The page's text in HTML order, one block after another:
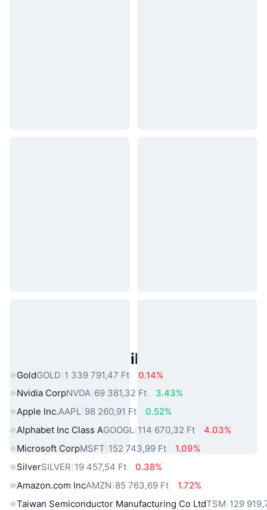
Népszerű Való Világbeli Eszközök
GoldGOLD 1 339 791,47 Ft
0.14%
Nvidia CorpNVDA 69 381,32 Ft
3.43%
Apple Inc.AAPL 98 260,91 Ft
0.52%
Alphabet Inc Class AGOOGL 114 670,32 Ft
4.03%
Microsoft CorpMSFT 152 743,99 Ft
1.09%
SilverSILVER 19 457,54 Ft
0.38%
Amazon.com IncAMZN 85 763,69 Ft
1.72%
Taiwan Semiconductor Manufacturing Co LtdTSM 129